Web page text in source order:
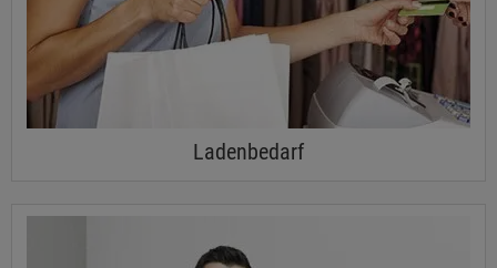
Ladenbedarf